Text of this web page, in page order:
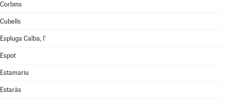
Corbins
Cubells
Espluga Calba, l'
Espot
Estamariu
Estaràs